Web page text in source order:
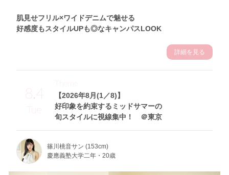
肌見せフリル×ワイドデニムで魅せる
好感度もスタイルUPも◎なキャンパスLOOK
詳細を見る
8.4
Tue
【2026年8月(1／8)】
好印象を約束するミッドサマーの
旬スタイルに視線集中！ ＠東京
Theme
篠川桃音サン (153cm)
慶應義塾大学二年・20歳